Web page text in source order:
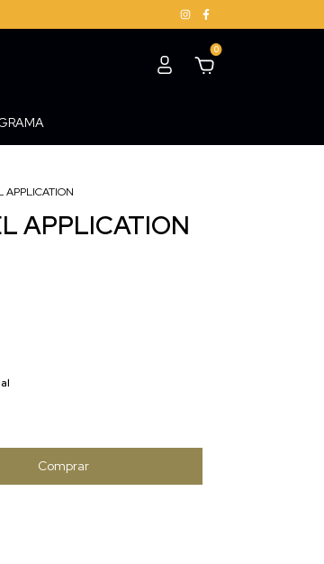
0
APPLICATION
APPLICATION